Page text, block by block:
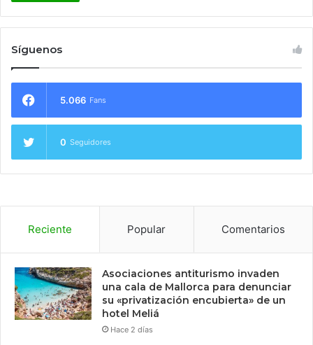
Síguenos
5.066 Fans
0 Seguidores
Reciente Popular Comentarios
Asociaciones antiturismo invaden
una cala de Mallorca para denunciar
su «privatización encubierta» de un
hotel Meliá
Hace 2 días